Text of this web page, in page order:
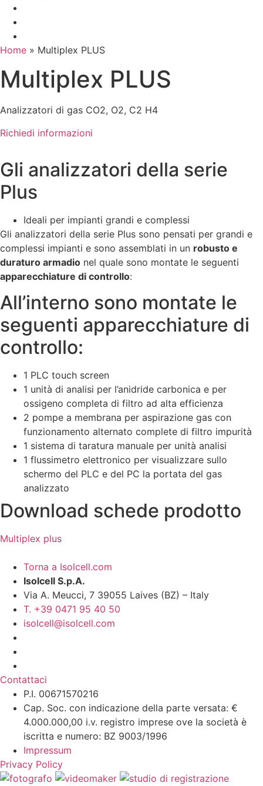
Home » Multiplex PLUS
Multiplex PLUS
Analizzatori di gas CO2, O2, C2 H4
Richiedi informazioni
Gli analizzatori della serie
Plus
Ideali per impianti grandi e complessi
Gli analizzatori della serie Plus sono pensati per grandi e
complessi impianti e sono assemblati in un robusto e
duraturo armadio nel quale sono montate le seguenti
apparecchiature di controllo:
All’interno sono montate le
seguenti apparecchiature di
controllo:
1 PLC touch screen
1 unità di analisi per l’anidride carbonica e per
ossigeno completa di filtro ad alta efficienza
2 pompe a membrana per aspirazione gas con
funzionamento alternato complete di filtro impurità
1 sistema di taratura manuale per unità analisi
1 flussimetro elettronico per visualizzare sullo
schermo del PLC e del PC la portata del gas
analizzato
Download schede prodotto
Multiplex plus
Torna a Isolcell.com
Isolcell S.p.A.
Via A. Meucci, 7 39055 Laives (BZ) – Italy
T. +39 0471 95 40 50
isolcell@isolcell.com
Contattaci
P.I. 00671570216
Cap. Soc. con indicazione della parte versata: €
4.000.000,00 i.v. registro imprese ove la società è
iscritta e numero: BZ 9003/1996
Impressum
Privacy Policy